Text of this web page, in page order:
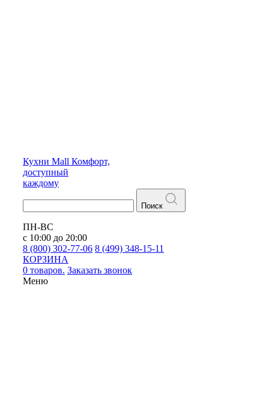
Кухни Mall Комфорт,
доступный
каждому
Поиск
ПН-ВС
с 10:00 до 20:00
8 (800) 302-77-06 8 (499) 348-15-11
КОРЗИНА
0 товаров. Заказать звонок
Меню